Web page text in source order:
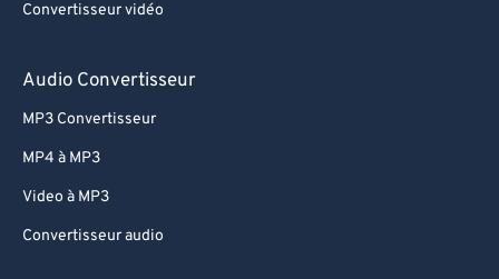
Convertisseur vidéo
Audio Convertisseur
MP3 Convertisseur
MP4 à MP3
Video à MP3
Convertisseur audio